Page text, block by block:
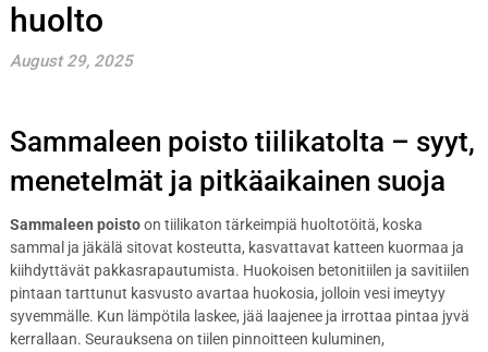
huolto
August 29, 2025
Sammaleen poisto tiilikatolta – syyt,
menetelmät ja pitkäaikainen suoja
Sammaleen poistoon tiilikaton tärkeimpiä huoltotöitä, koska
sammal ja jäkälä sitovat kosteutta, kasvattavat katteen kuormaa ja
kiihdyttävät pakkasrapautumista. Huokoisen betonitiilen ja savitiilen
pintaan tarttunut kasvusto avartaa huokosia, jolloin vesi imeytyy
syvemmälle. Kun lämpötila laskee, jää laajenee ja irrottaa pintaa jyvä
kerrallaan. Seurauksena on tiilen pinnoitteen kuluminen,